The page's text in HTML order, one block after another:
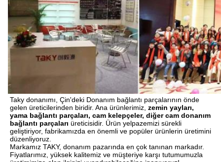
Taky donanımı, Çin'deki Donanım bağlantı parçalarının önde
gelen üreticilerinden biridir. Ana ürünlerimiz, zemin yayları,
yama bağlantı parçaları, cam kelepçeler, diğer cam donanım
bağlantı parçaları üreticisidir. Ürün yelpazemizi sürekli
geliştiriyor, fabrikamızda en önemli ve popüler ürünlerin üretimini
düzenliyoruz.
Markamız TAKY, donanım pazarında en çok tanınan markadır.
Fiyatlarımız, yüksek kalitemiz ve müşteriye karşı tutumumuzla